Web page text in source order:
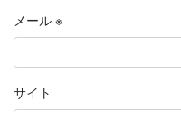
メール ※
サイト